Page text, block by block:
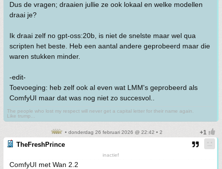
Dus de vragen; draaien jullie ze ook lokaal en welke modellen
draai je?
Ik draai zelf no gpt-oss:20b, is niet de snelste maar wel qua
scripten het beste. Heb een aantal andere geprobeerd maar die
waren stukken minder.
-edit-
Toevoeging: heb zelf ook al even wat LMM's geprobeerd als
ComfyUI maar dat was nog niet zo succesvol..
The people who lost my respect will never get a capital letter for their name again.
Like trump...
• donderdag 26 februari 2026 @ 22:42 • 2
TheFreshPrince
inactief
ComfyUI met Wan 2.2